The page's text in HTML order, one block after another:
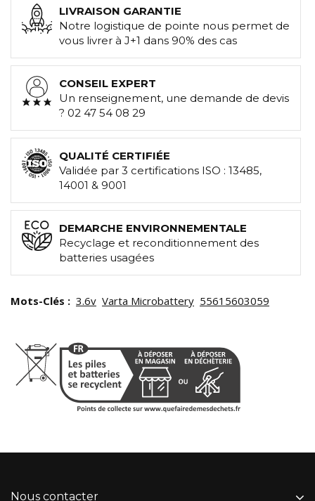
LIVRAISON GARANTIE
Notre logistique de pointe nous permet de
vous livrer à J+1 dans 90% des cas
CONSEIL EXPERT
Un renseignement, une demande de devis
? 02 47 54 08 29
QUALITÉ CERTIFIÉE
Validée par 3 certifications ISO : 13485,
14001 & 9001
DEMARCHE ENVIRONNEMENTALE
Recyclage et reconditionnement des
batteries usagées
Mots-Clés : 3.6v Varta Microbattery 55615603059
Nous contacter